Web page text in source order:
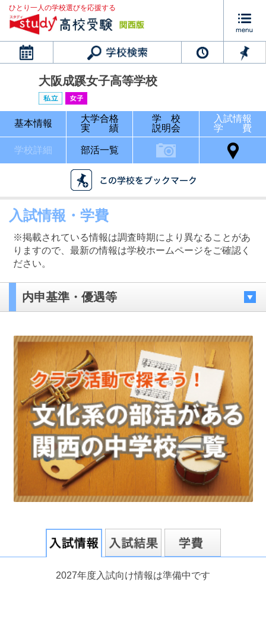
ひとり一人の学校選びを応援する
カレンダー
最近見た学校
大阪成蹊女子高等学校
ブックマークした学校
ブックマークした学校はありません
大阪成蹊女子高等学校
基本情報
大学合格
実 績
学 校
説明会
入試情報
学 費
学校詳細 部活一覧
入試情報・学費
※掲載されている情報は調査時期により異なることがあ
りますので、最新の情報は学校ホームページをご確認く
ださい。
内申基準・優遇等
2027年度入試向け情報は準備中です